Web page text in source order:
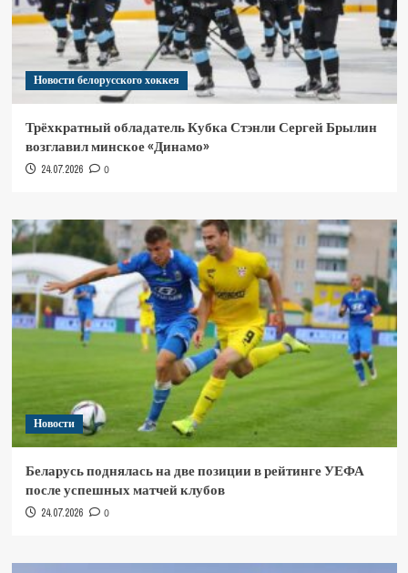
Новости белорусского хоккея
Трёхкратный обладатель Кубка Стэнли Сергей Брылин
возглавил минское «Динамо»
24.07.2026 0
Новости
Беларусь поднялась на две позиции в рейтинге УЕФА
после успешных матчей клубов
24.07.2026 0